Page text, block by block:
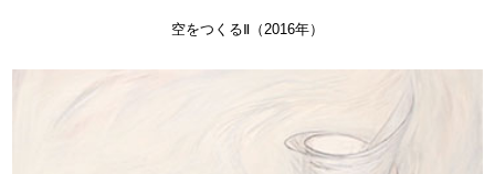
空をつくるⅡ（2016年）